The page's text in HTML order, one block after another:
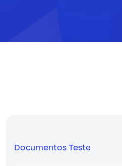
Documentos Teste